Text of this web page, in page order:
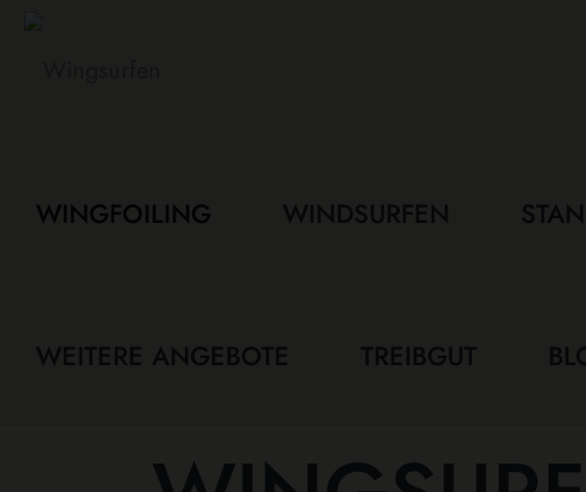
WINGFOILING WINDSURFEN
WEITERE ANGEBOTE TREIBGUT